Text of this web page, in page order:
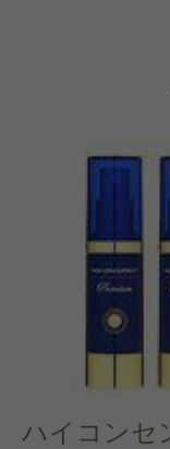
ハイコンセ